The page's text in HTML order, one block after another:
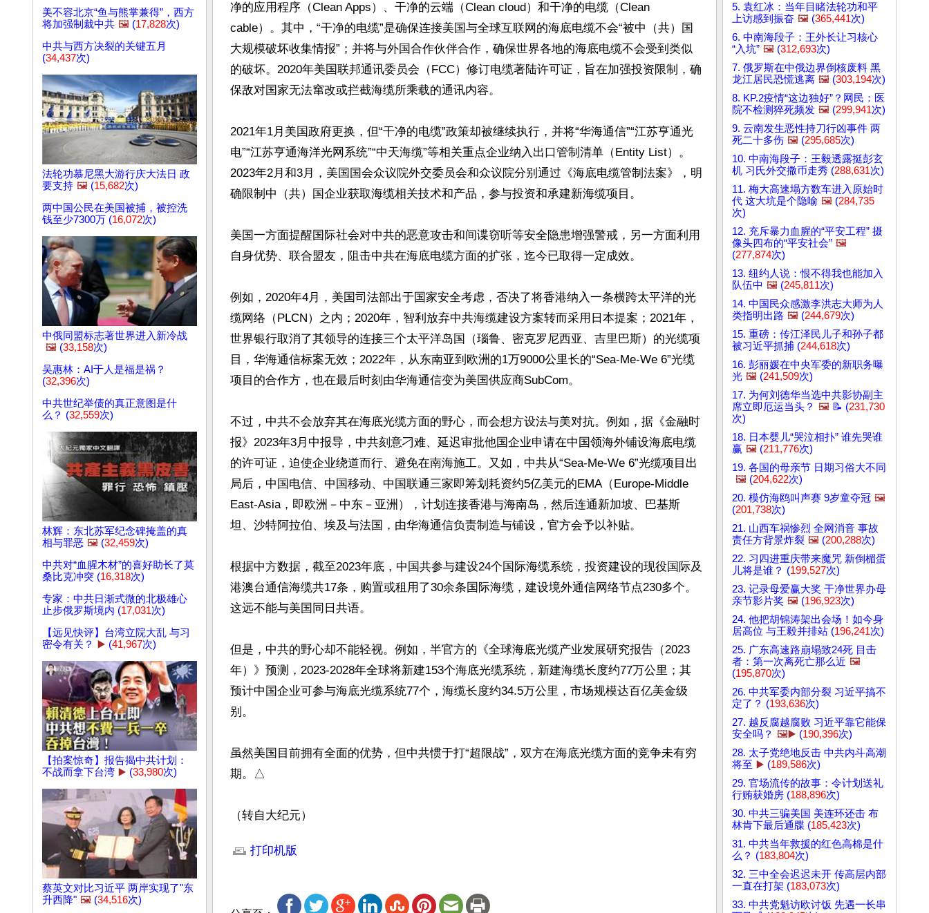
美不容北京“鱼与熊掌兼得”，西方
将加强制裁中共 🖼️ (17,828次)
中共与西方决裂的关键五月
(34,437次)
法轮功慕尼黑大游行庆大法日 政
要支持 🖼️ (15,682次)
两中国公民在美国被捕，被控洗
钱至少7300万 (16,072次)
中俄同盟标志著世界进入新冷战
🖼️ (33,158次)
吴惠林：AI于人是福是祸？
(32,396次)
中共世纪举债的真正意图是什
么？ (32,559次)
林辉：东北苏军纪念碑掩盖的真
相与罪恶 🖼️ (32,459次)
中共对“血腥木材”的喜好助长了莫
桑比克冲突 (16,318次)
专家：中共日渐式微的北极雄心
止步俄罗斯境内 (17,031次)
【远见快评】台湾立院大乱 与习
密令有关？
▶️ (41,967次)
【拍案惊奇】报告揭中共计划：
不战而拿下台湾 ▶️ (33,980次)
蔡英文对比习近平 两岸实现了"东
升西降" 🖼️ (34,516次)
净的应用程序（Clean Apps）、干净的云端（Clean cloud）和干净的电缆（Clean
cable）。其中，“干净的电缆”是确保连接美国与全球互联网的海底电缆不会“被中（共）国
大规模破坏收集情报”；并将与外国合作伙伴合作，确保世界各地的海底电缆不会受到类似
的破坏。2020年美国联邦通讯委员会（FCC）修订电缆著陆许可证，旨在加强投资限制，确
保敌对国家无法窜改或拦截海缆所乘载的通讯内容。
2021年1月美国政府更换，但“干净的电缆”政策却被继续执行，并将“华海通信”“江苏亨通光
电”“江苏亨通海洋光网系统”“中天海缆”等相关重点企业纳入出口管制清单（Entity List）。
2023年2月和3月，美国国会众议院外交委员会和众议院分别通过《海底电缆管制法案》，明
确限制中（共）国企业获取海缆相关技术和产品，参与投资和承建新海缆项目。
美国一方面提醒国际社会对中共的恶意攻击和间谍窃听等安全隐患增强警戒，另一方面利用
自身优势、联合盟友，阻击中共在海底电缆方面的扩张，迄今已取得一定成效。
例如，2020年4月，美国司法部出于国家安全考虑，否决了将香港纳入一条横跨太平洋的光
缆网络（PLCN）之内；2020年，智利放弃中共海缆建设方案转而采用日本提案；2021年，
世界银行取消了其领导的连接三个太平洋岛国（瑙鲁、密克罗尼西亚、吉里巴斯）的光缆项
目，华海通信标案无效；2022年，从东南亚到欧洲的1万9000公里长的“Sea-Me-We 6”光缆
项目的合作方，也在最后时刻由华海通信变为美国供应商SubCom。
不过，中共不会放弃其在海底光缆方面的野心，而会想方设法与美对抗。例如，据《金融时
报》2023年3月中报导，中共刻意刁难、延迟审批他国企业申请在中国领海外铺设海底电缆
的许可证，迫使企业绕道而行、避免在南海施工。又如，中共从“Sea-Me-We 6”光缆项目出
局后，中国电信、中国移动、中国联通三家即筹划耗资约5亿美元的EMA（Europe-Middle
East-Asia，即欧洲－中东－亚洲），计划连接香港与海南岛，然后连通新加坡、巴基斯
坦、沙特阿拉伯、埃及与法国，由华海通信负责制造与铺设，官方会予以补贴。
根据中方数据，截至2023年底，中国共参与建设24个国际海缆系统，投资建设的现役国际及
港澳台通信海缆共17条，购置或租用了30余条国际海缆，建设境外通信网络节点230多个。
这远不能与美国同日共语。
但是，中共的野心却不能轻视。例如，半官方的《全球海底光缆产业发展研究报告（2023
年）》预测，2023-2028年全球将新建153个海底光缆系统，新建海缆长度约77万公里；其
预计中国企业可参与海底光缆系统77个，海缆长度约34.5万公里，市场规模达百亿美金级
别。
虽然美国目前拥有全面的优势，但中共惯于打“超限战”，双方在海底光缆方面的竞争未有穷
期。△
（转自大纪元）
打印机版
5. 袁红冰：当年目睹法轮功和平
上访感到振奋 🖼️ (365,441次)
6. 中南海段子：王外长让习核心
“入坑” 🖼️ (312,693次)
7. 俄罗斯在中俄边界倒核废料 黑
龙江居民恐慌逃离 🖼️ (303,194次)
8. KP.2疫情“这边独好”？网民：医
院不检测猝死频发 🖼️ (299,941次)
9. 云南发生恶性持刀行凶事件 两
死二十多伤 🖼️ (295,685次)
10. 中南海段子：王毅透露挺彭玄
机 习氏外交撒币走秀 (288,631次)
11. 梅大高速塌方数车进入原始时
代 这大坑是个隐喻 🖼️ (284,735
次)
12. 充斥暴力血腥的“平安工程” 摄
像头四布的“平安社会” 🖼️
(277,874次)
13. 纽约人说：恨不得我也能加入
队伍中 🖼️ (245,811次)
14. 中国民众感激李洪志大师为人
类指明出路 🖼️ (244,679次)
15. 重磅：传江泽民儿子和孙子都
被习近平抓捕 (244,618次)
16. 彭丽媛在中央军委的新职务曝
光 🖼️ (241,509次)
17. 为何刘德华当选中共影协副主
席立即厄运当头？ 🖼️ 📝 (231,730
次)
18. 日本婴儿“哭泣相扑” 谁先哭谁
赢 🖼️ (211,776次)
19. 各国的母亲节 日期习俗大不同
🖼️ (204,622次)
20. 模仿海鸥叫声赛 9岁童夺冠 🖼️
(201,738次)
21. 山西车祸惨烈 全网消音 事故
责任方背景炸裂 🖼️ (200,288次)
22. 习四进重庆带来魔咒 新倒楣蛋
儿将是谁？ (199,527次)
23. 记录母爱赢大奖 干净世界办母
亲节影片奖 🖼️ (196,923次)
24. 他把胡锦涛架出会场！如今身
居高位 与王毅并排站 (196,241次)
25. 广东高速路崩塌致24死 目击
者：第一次离死亡那么近 🖼️
(195,870次)
26. 中共军委内部分裂 习近平搞不
定了？ (193,636次)
27. 越反腐越腐败 习近平靠它能保
安全吗？ 🖼️▶️ (190,396次)
28. 太子党绝地反击 中共内斗高潮
将至 ▶️ (189,586次)
29. 官场流传的故事：令计划送礼
行贿获婚房 (188,896次)
30. 中共三骗美国 美连环还击 布
林肯下最后通牒 (185,423次)
31. 中共当年救援的红色高棉是什
么？ (183,804次)
32. 三中全会迟迟未开 传高层内部
一直在打架 (183,073次)
33. 中共党魁访欧讨饭 先遇一长串